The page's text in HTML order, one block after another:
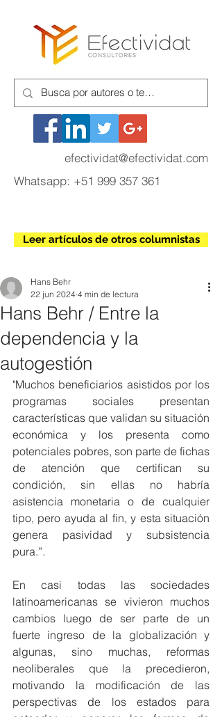
efectividat@efectividat.com
Whatsapp: +51 999 357 361
Leer artículos de otros columnistas
Hans Behr / Entre la
dependencia y la
autogestión
Hans Behr
22 jun 2024 4 min de lectura
"Muchos beneficiarios asistidos por los
programas sociales presentan
características que validan su situación
económica y los presenta como
potenciales pobres, son parte de fichas
de atención que certifican su
condición, sin ellas no habría
asistencia monetaria o de cualquier
tipo, pero ayuda al fin, y esta situación
genera pasividad y subsistencia
pura.”.
En casi todas las sociedades
latinoamericanas se vivieron muchos
cambios luego de ser parte de un
fuerte ingreso de la globalización y
algunas, sino muchas, reformas
neoliberales que la precedieron,
motivando la modificación de las
perspectivas de los estados para